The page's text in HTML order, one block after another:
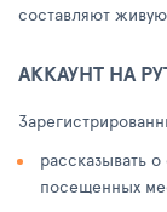
составляют
АККАУНТ НА
рассказывать
посещенных